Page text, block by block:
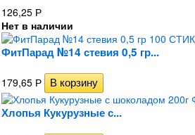
126,25 Р
Нет в наличии
ФитПарад №14 стевия 0,5 гр...
179,65 Р
Хлопья Кукурузные с...